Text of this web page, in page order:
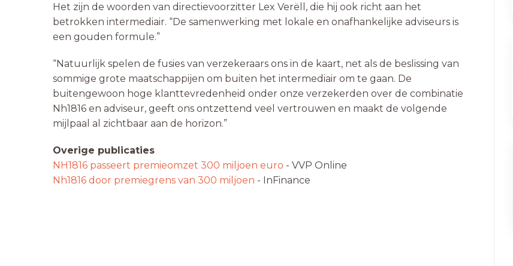
Het zijn de woorden van directievoorzitter Lex Verëll, die hij ook richt aan het
betrokken intermediair. “De samenwerking met lokale en onafhankelijke adviseurs is
een gouden formule.”
“Natuurlijk spelen de fusies van verzekeraars ons in de kaart, net als de beslissing van
sommige grote maatschappijen om buiten het intermediair om te gaan. De
buitengewoon hoge klanttevredenheid onder onze verzekerden over de combinatie
Nh1816 en adviseur, geeft ons ontzettend veel vertrouwen en maakt de volgende
mijlpaal al zichtbaar aan de horizon.”
Overige publicaties
NH1816 passeert premieomzet 300 miljoen euro - VVP Online
Nh1816 door premiegrens van 300 miljoen - InFinance